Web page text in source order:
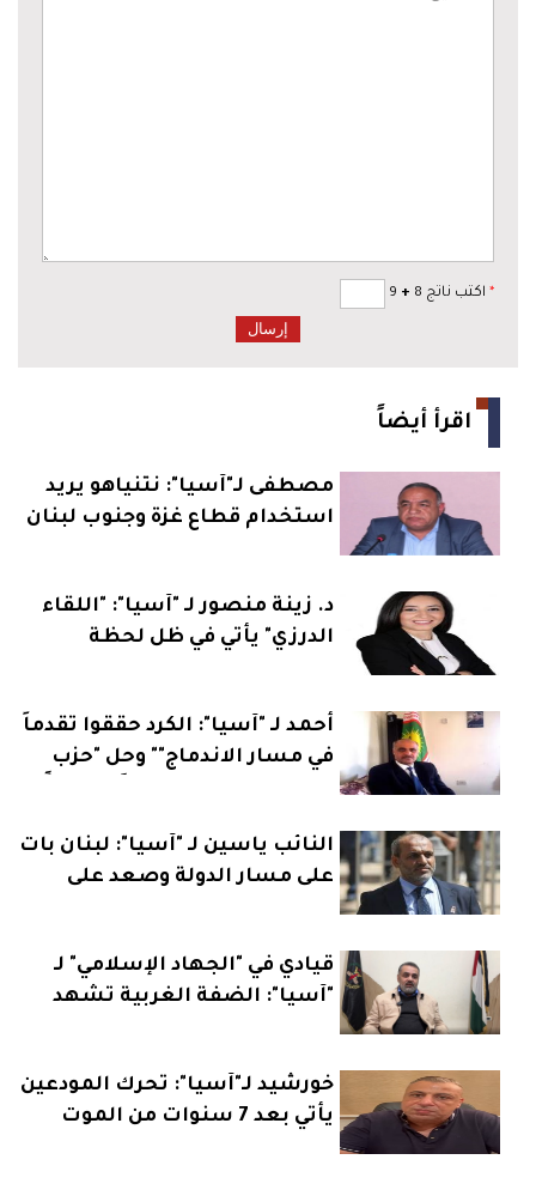
* اكتب ناتج 8 +
اقرأ أيضاً
مصطفى لـ"آسيا": نتنياهو يريد
استخدام قطاع غزة وجنوب لبنان
د. زينة منصور لـ "آسيا": "اللقاء
الدرزي" يأتي في ظل لحظة
أحمد لـ "آسيا": الكرد حققوا تقدماً
في مسار الاندماج"" وحل "حزب
النائب ياسين لـ "آسيا": لبنان بات
على مسار الدولة وصعد على
قيادي في "الجهاد الإسلامي" لـ
"آسيا": الضفة الغربية تشهد
خورشيد لـ"آسيا": تحرك المودعين
يأتي بعد 7 سنوات من الموت